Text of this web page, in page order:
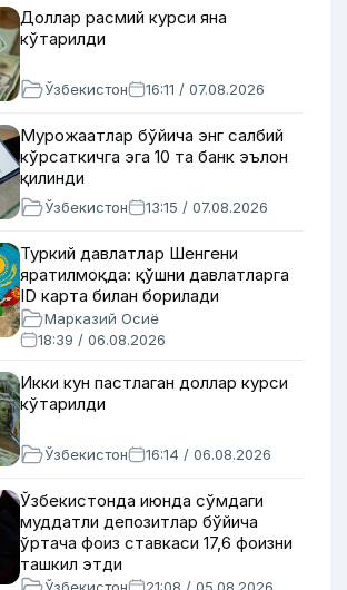
Доллар расмий курси яна
кўтарилди
Ўзбекистон 16:11 / 07.08.2026
Мурожаатлар бўйича энг салбий
кўрсаткичга эга 10 та банк эълон
қилинди
Ўзбекистон 13:15 / 07.08.2026
Туркий давлатлар Шенгени
яратилмоқда: қўшни давлатларга
ID карта билан борилади
Марказий Осиё
18:39 / 06.08.2026
Икки кун пастлаган доллар курси
кўтарилди
Ўзбекистон 16:14 / 06.08.2026
Ўзбекистонда июнда сўмдаги
муддатли депозитлар бўйича
ўртача фоиз ставкаси 17,6 фоизни
ташкил этди